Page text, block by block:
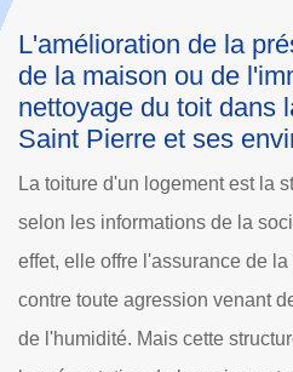
Le nettoyage de la
Rénovation et la
Dans le 60320, les
peuvent pénétrer dans les
par les crasses va
pourriture du bois, la
dégradation des tuiles. Les